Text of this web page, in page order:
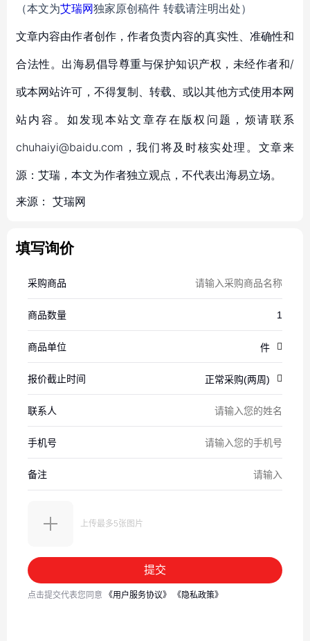
（本文为艾瑞网独家原创稿件 转载请注明出处）
文章内容由作者创作，作者负责内容的真实性、准确性和
合法性。出海易倡导尊重与保护知识产权，未经作者和/
或本网站许可，不得复制、转载、或以其他方式使用本网
站内容。如发现本站文章存在版权问题，烦请联系
chuhaiyi@baidu.com，我们将及时核实处理。文章来
源：艾瑞，本文为作者独立观点，不代表出海易立场。
来源： 艾瑞网
填写询价